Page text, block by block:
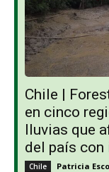
Chile |
en cinco
lluvias que
del país con
Chile Patricia